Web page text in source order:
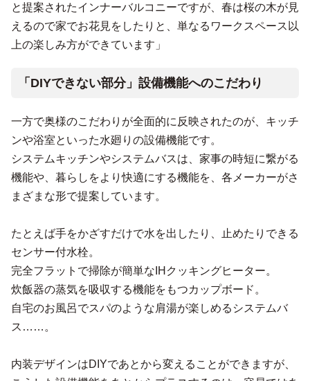
と提案されたインナーバルコニーですが、春は桜の木が見
えるので家でお花見をしたりと、単なるワークスペース以
上の楽しみ方ができています」
「DIYできない部分」設備機能へのこだわり
一方で奥様のこだわりが全面的に反映されたのが、キッチ
ンや浴室といった水廻りの設備機能です。
システムキッチンやシステムバスは、家事の時短に繋がる
機能や、暮らしをより快適にする機能を、各メーカーがさ
まざまな形で提案しています。
たとえば手をかざすだけで水を出したり、止めたりできる
センサー付水栓。
完全フラットで掃除が簡単なIHクッキングヒーター。
炊飯器の蒸気を吸収する機能をもつカップボード。
自宅のお風呂でスパのような肩湯が楽しめるシステムバ
ス……。
内装デザインはDIYであとから変えることができますが、